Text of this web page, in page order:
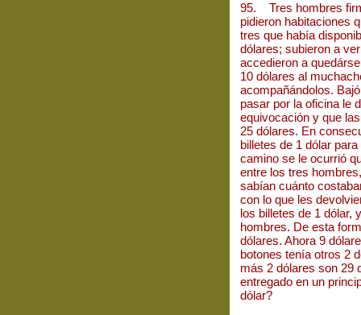
95. Tres hombres
pidieron habitaciones
tres que había
dólares; subieron a
accedieron a
10 dólares al
acompañándolos.
pasar por la oficina le
equivocación y que
25 dólares. En
billetes de 1 dólar
camino se le ocurrió
entre los tres
sabían cuánto
con lo que les
los billetes de 1 dólar,
hombres. De esta
dólares. Ahora 9
botones tenía otros 2
más 2 dólares son 29
entregado en un
dólar?